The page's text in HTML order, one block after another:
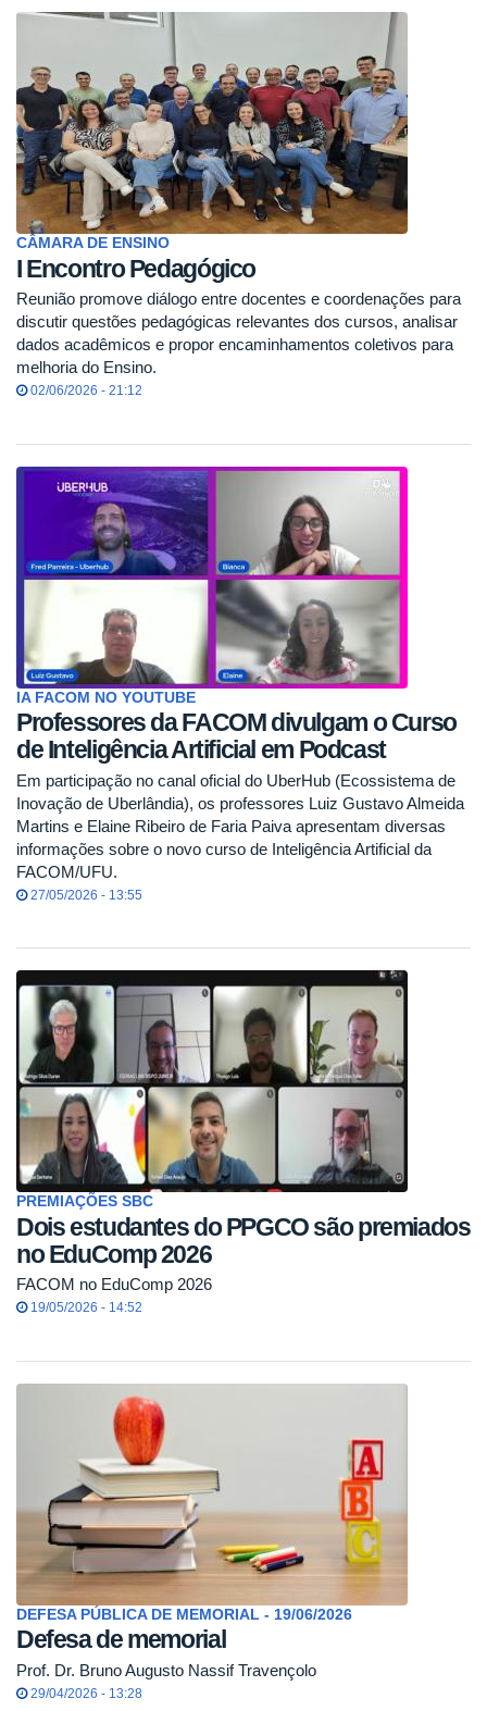
CÂMARA DE ENSINO
I Encontro Pedagógico
Reunião promove diálogo entre docentes e coordenações para
discutir questões pedagógicas relevantes dos cursos, analisar
dados acadêmicos e propor encaminhamentos coletivos para
melhoria do Ensino.
02/06/2026 - 21:12
IA FACOM NO YOUTUBE
Professores da FACOM divulgam o Curso
de Inteligência Artificial em Podcast
Em participação no canal oficial do UberHub (Ecossistema de
Inovação de Uberlândia), os professores Luiz Gustavo Almeida
Martins e Elaine Ribeiro de Faria Paiva apresentam diversas
informações sobre o novo curso de Inteligência Artificial da
FACOM/UFU.
27/05/2026 - 13:55
PREMIAÇÕES SBC
Dois estudantes do PPGCO são premiados
no EduComp 2026
FACOM no EduComp 2026
19/05/2026 - 14:52
DEFESA PÚBLICA DE MEMORIAL - 19/06/2026
Defesa de memorial
Prof. Dr. Bruno Augusto Nassif Travençolo
29/04/2026 - 13:28